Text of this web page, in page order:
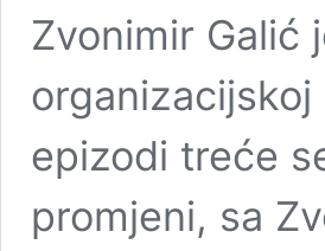
Zvonimir Galić
epizodi treće
promjeni, sa